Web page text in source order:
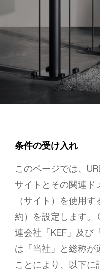
条件の受け入れ
このページでは、
サイトとその関連ド
（サイト）を使用
約）を設定します。
連会社「KEF」及び
は「当社」と総称が
ことにより、以下に